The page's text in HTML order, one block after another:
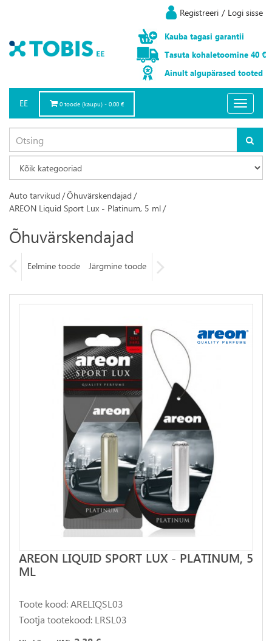
Registreeri / Logi sisse
Kauba tagasi garantii
Tasuta kohaletoomine 40 €
Ainult algupärased tooted
Toggle
0 toode (kaupu) - 0.00 €
EE
Auto tarvikud /Õhuvärskendajad /
AREON Liquid Sport Lux - Platinum, 5 ml/
Õhuvärskendajad
Eelmine toode Järgmine toode
AREON LIQUID SPORT LUX - PLATINUM, 5
ML
Toote kood: ARELIQSL03
Tootja tootekood: LRSL03